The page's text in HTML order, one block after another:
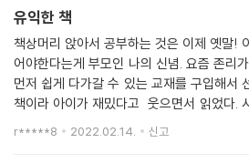
유익한 책
책상머리 앉아서 공부하는 것은 이제 옛말! 이제는 경제공부가 중점이 되
어야한다는게 부모인 나의 신념. 요즘 존리가 대세인거 같아서, 아이에게
먼저 쉽게 다가갈 수 있는 교재를 구입해서 선물해주었
책이라 아이가 재밌다고 웃으면서 읽었다.
r*****8 2022.02.14. 신고